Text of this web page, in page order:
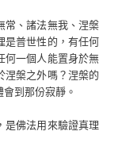
常、諸法無我、涅槃
是普世性的，有任何
何一個人能置身於無
涅槃之外嗎？涅槃的
到那份寂靜。
是佛法用來驗證真理